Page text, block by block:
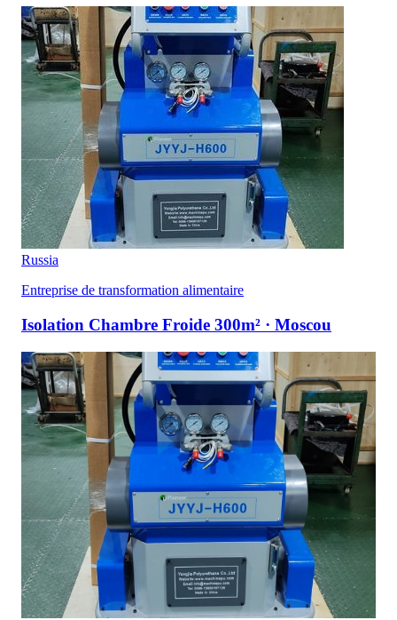
Russia
Entreprise de transformation alimentaire
Isolation Chambre Froide 300m² · Moscou